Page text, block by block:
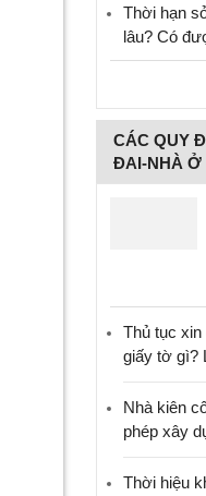
Thời hạn
lâu? Có
CÁC QUY
ĐAI-NHÀ Ở
Thủ tục
giấy tờ gì?
Nhà kiên
phép xây
Thời hiệu